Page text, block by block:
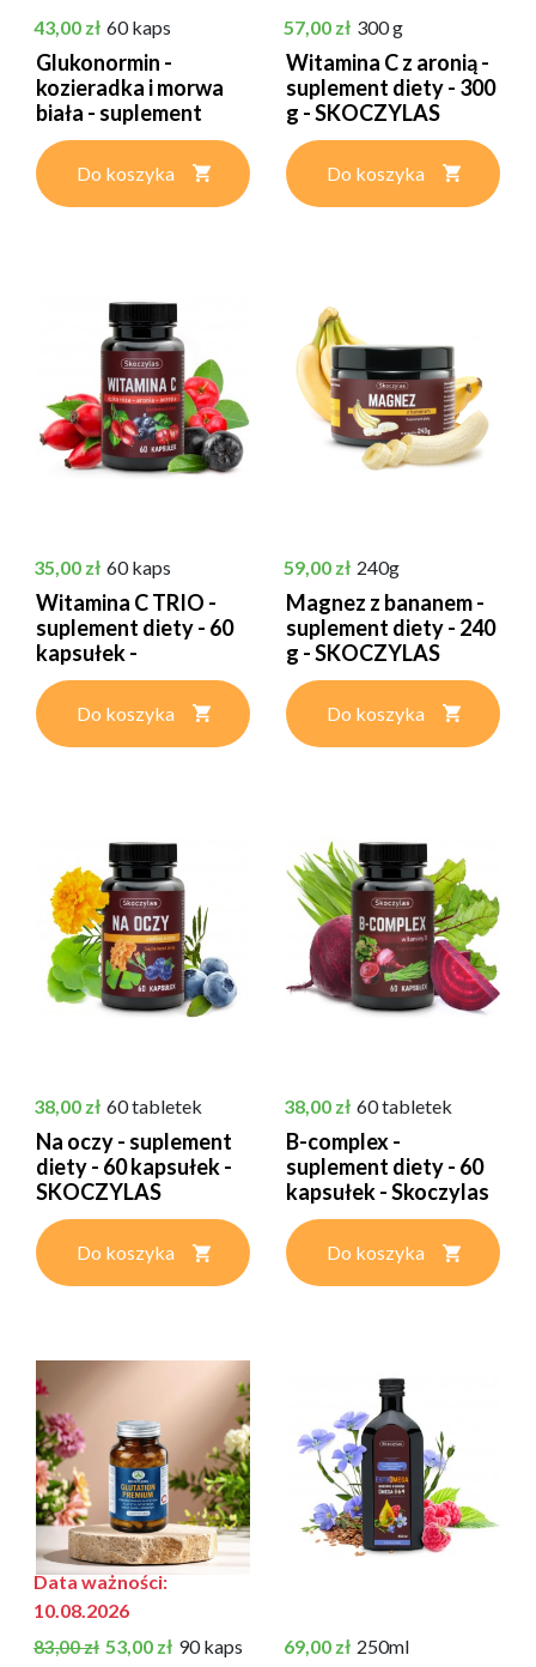
Cena
43,00 zł 60 kaps
Glukonormin -
kozieradka i morwa
biała - suplement
diety...
Do koszyka
Cena
57,00 zł 300 g
Witamina C z aronią -
suplement diety - 300
g - SKOCZYLAS
Do koszyka
Cena
35,00 zł 60 kaps
Witamina C TRIO -
suplement diety - 60
kapsułek -
SKOCZYLAS
Do koszyka
Cena
59,00 zł 240g
Magnez z bananem -
suplement diety - 240
g - SKOCZYLAS
Do koszyka
Cena
38,00 zł 60 tabletek
Na oczy - suplement
diety - 60 kapsułek -
SKOCZYLAS
Do koszyka
Cena
38,00 zł 60 tabletek
B-complex -
suplement diety - 60
kapsułek - Skoczylas
Do koszyka
Data ważności:
10.08.2026
Cena podstawowa
83,00 zł Cena
53,00 zł 90 kaps
Cena
69,00 zł 250ml